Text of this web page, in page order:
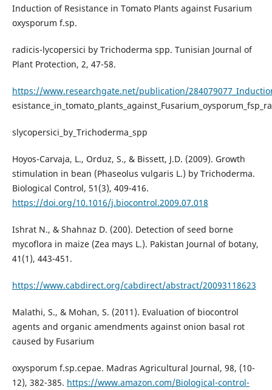
Induction of Resistance in Tomato Plants against Fusarium
oxysporum f.sp.
radicis-lycopersici by Trichoderma spp. Tunisian Journal of
Plant Protection, 2, 47-58.
https://www.researchgate.net/publication/
slycopersici_by_Trichoderma_spp
Hoyos-Carvaja, L., Orduz, S., & Bissett, J.D. (2009). Growth
stimulation in bean (Phaseolus vulgaris L.) by Trichoderma.
Biological Control, 51(3), 409-416.
https://doi.org/10.1016/j.biocontrol.2009.07.018
Ishrat N., & Shahnaz D. (200). Detection of seed borne
mycoflora in maize (Zea mays L.). Pakistan Journal of botany,
41(1), 443-451.
https://www.cabdirect.org/cabdirect/abstract/20093118623
Malathi, S., & Mohan, S. (2011). Evaluation of biocontrol
agents and organic amendments against onion basal rot
caused by Fusarium
oxysporum f.sp.cepae. Madras Agricultural Journal, 98, (10-
12), 382-385. https://www.amazon.com/Biological-control-